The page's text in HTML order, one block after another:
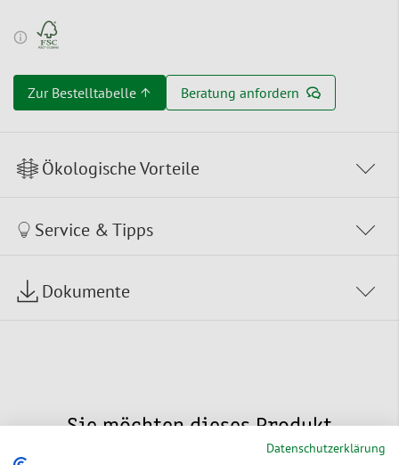
Zur Bestelltabelle ↑ Beratung anfordern
Ökologische Vorteile
Service & Tipps
Dokumente
Sie möchten dieses Produkt
individualisieren?Datenschutzerklärung